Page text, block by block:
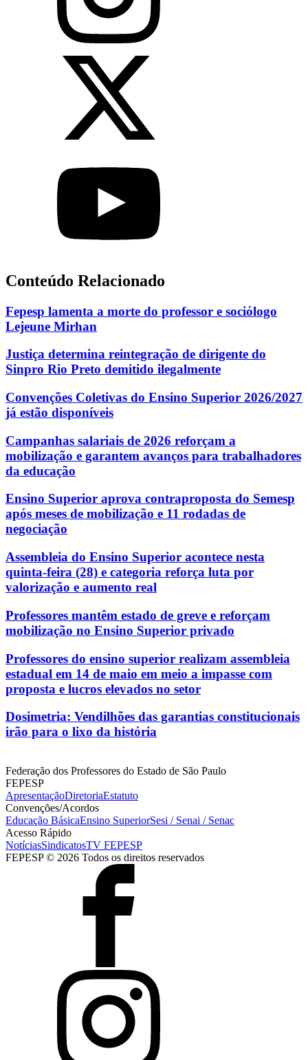
Conteúdo Relacionado
Fepesp lamenta a morte do professor e sociólogo
Lejeune Mirhan
Justiça determina reintegração de dirigente do
Sinpro Rio Preto demitido ilegalmente
Convenções Coletivas do Ensino Superior 2026/2027
já estão disponíveis
Campanhas salariais de 2026 reforçam a
mobilização e garantem avanços para trabalhadores
da educação
Ensino Superior aprova contraproposta do Semesp
após meses de mobilização e 11 rodadas de
negociação
Assembleia do Ensino Superior acontece nesta
quinta-feira (28) e categoria reforça luta por
valorização e aumento real
Professores mantêm estado de greve e reforçam
mobilização no Ensino Superior privado
Professores do ensino superior realizam assembleia
estadual em 14 de maio em meio a impasse com
proposta e lucros elevados no setor
Dosimetria: Vendilhões das garantias constitucionais
irão para o lixo da história
Federação dos Professores do Estado de São Paulo
FEPESP
ApresentaçãoDiretoriaEstatuto
Convenções/Acordos
Educação BásicaEnsino SuperiorSesi / Senai / Senac
Acesso Rápido
NotíciasSindicatosTV FEPESP
FEPESP © 2026 Todos os direitos reservados